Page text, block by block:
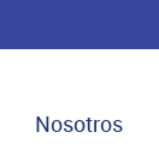
Nosotros